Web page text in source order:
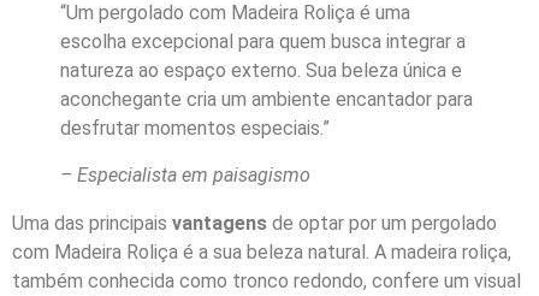
“Um pergolado com Madeira Roliça é uma
escolha excepcional para quem busca integrar a
natureza ao espaço externo. Sua beleza única e
aconchegante cria um ambiente encantador para
desfrutar momentos especiais.”
– Especialista em paisagismo
Uma das principais vantagens de optar por um pergolado
com Madeira Roliça é a sua beleza natural. A madeira roliça,
também conhecida como tronco redondo, confere um visual